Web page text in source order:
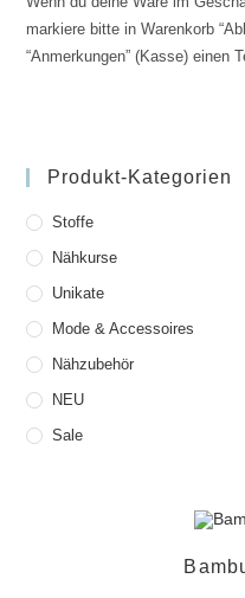
markiere bitte in Warenkorb
“Anmerkungen” (Kasse) einen
Produkt-Kategorien
Stoffe
Nähkurse
Unikate
Mode & Accessoires
Nähzubehör
NEU
Sale